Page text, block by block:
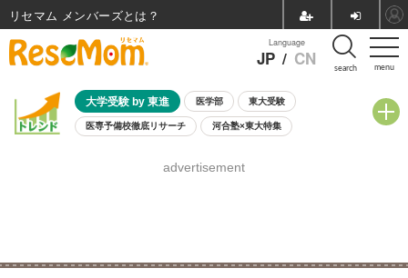
menu
Language
JP / CN search
大学受験 by 東進 医学部 東大受験
医専予備校徹底リサーチ 河合塾×東大特集
8月開催学校説明会・相談会
advertisement
リセマム メンバーズ